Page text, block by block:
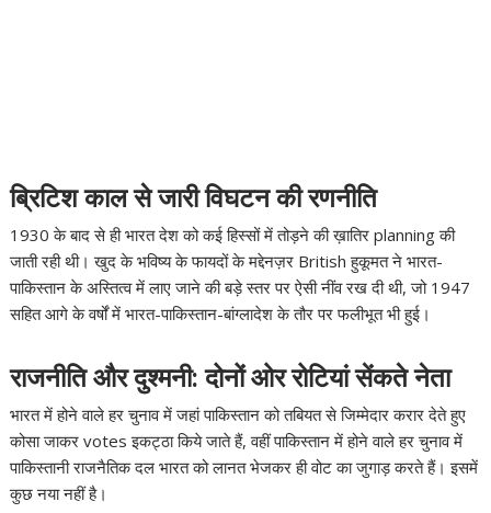
ब्रिटिश काल से जारी विघटन की रणनीति
1930 के बाद से ही भारत देश को कई हिस्सों में तोड़ने की ख़ातिर planning की
जाती रही थी। खुद के भविष्य के फायदों के मद्देनज़र British हुकूमत ने भारत-
पाकिस्तान के अस्तित्व में लाए जाने की बड़े स्तर पर ऐसी नींव रख दी थी, जो 1947
सहित आगे के वर्षों में भारत-पाकिस्तान-बांग्लादेश के तौर पर फलीभूत भी हुई।
राजनीति और दुश्मनी: दोनों ओर रोटियां सेंकते नेता
भारत में होने वाले हर चुनाव में जहां पाकिस्तान को तबियत से जिम्मेदार करार देते हुए
कोसा जाकर votes इकट्ठा किये जाते हैं, वहीं पाकिस्तान में होने वाले हर चुनाव में
पाकिस्तानी राजनैतिक दल भारत को लानत भेजकर ही वोट का जुगाड़ करते हैं। इसमें
कुछ नया नहीं है।